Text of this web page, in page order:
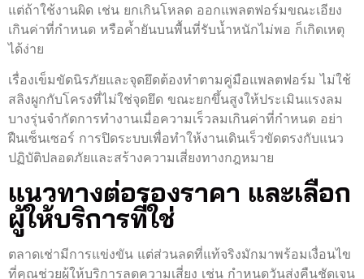
แต่ถ้าใช้งานผิด เช่น ยกเกินโหลด ออกแพลตฟอร์มขณะเอียง
เกินค่าที่กำหนด หรือค้ำยันบนพื้นที่รับน้ำหนักไม่พอ ก็เกิดเหตุ
ได้ง่าย
เรื่องเข็มขัดนิรภัยและจุดยึดต้องทำตามคู่มือแพลตฟอร์ม ไม่ใช้
สลิงผูกกับโครงที่ไม่ใช่จุดยึด ขณะยกขึ้นสูงให้ประเมินแรงลม
บางรุ่นจำกัดการทำงานเมื่อความเร็วลมเกินค่าที่กำหนด อย่า
ฝืนเซ็นเซอร์ การปิดระบบเพื่อทำให้งานเดินเร็วขัดตรงกับแนว
ปฏิบัติปลอดภัยและสร้างความเสี่ยงทางกฎหมาย
แนวทางต่อรองราคา และเลือก
ผู้ให้บริการที่ใช่
ตลาดเช่ามีการแข่งขัน แต่ส่วนลดที่แท้จริงมักมาพร้อมเงื่อนไข
ที่คุณช่วยผู้ให้บริการลดความเสี่ยง เช่น กำหนดวันส่งคืนชัดเจน